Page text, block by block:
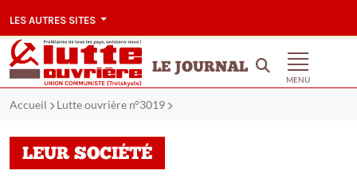
LES AUTRES SITES
LE JOURNAL
MENU
Accueil Lutte ouvrière n°3019
LEUR SOCIÉTÉ